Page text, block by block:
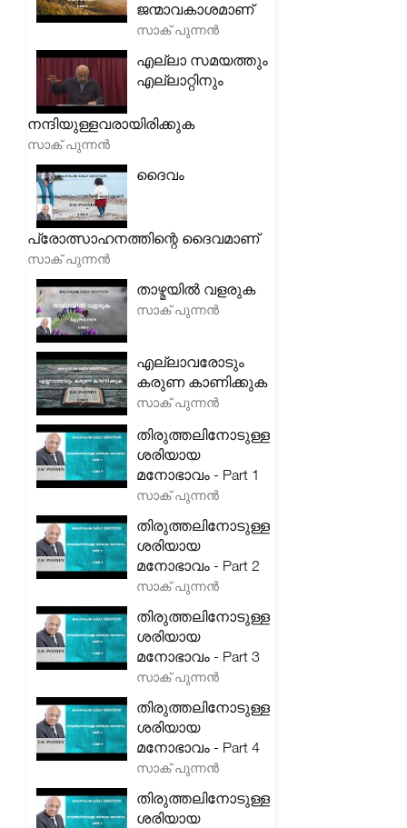
ജന്മാവകാശമാണ്
സാക് പുന്നൻ
എല്ലാ സമയത്തും
എല്ലാറ്റിനും
നന്ദിയുള്ളവരായിരിക്കുക
സാക് പുന്നൻ
ദൈവം
പ്രോത്സാഹനത്തിന്റെ ദൈവമാണ്
സാക് പുന്നൻ
താഴ്മയിൽ വളരുക
സാക് പുന്നൻ
എല്ലാവരോടും
കരുണ കാണിക്കുക
സാക് പുന്നൻ
തിരുത്തലിനോടുള്ള
ശരിയായ
മനോഭാവം - Part 1
സാക് പുന്നൻ
തിരുത്തലിനോടുള്ള
ശരിയായ
മനോഭാവം - Part 2
സാക് പുന്നൻ
തിരുത്തലിനോടുള്ള
ശരിയായ
മനോഭാവം - Part 3
സാക് പുന്നൻ
തിരുത്തലിനോടുള്ള
ശരിയായ
മനോഭാവം - Part 4
സാക് പുന്നൻ
തിരുത്തലിനോടുള്ള
ശരിയായ